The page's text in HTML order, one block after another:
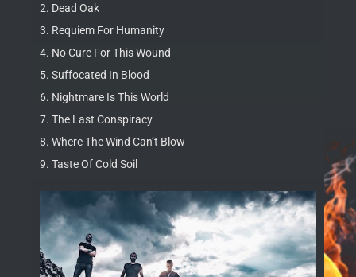
2. Dead Oak
3. Requiem For Humanity
4. No Cure For This Wound
5. Suffocated In Blood
6. Nightmare Is This World
7. The Last Conspiracy
8. Where The Wind Can’t Blow
9. Taste Of Cold Soil